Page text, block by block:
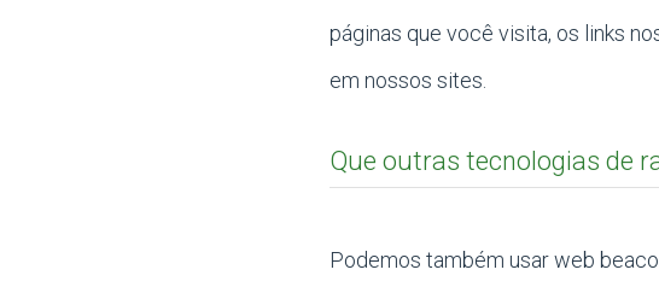
páginas que você visita, os links
em nossos sites.
Que outras tecnologias de
Podemos também usar web